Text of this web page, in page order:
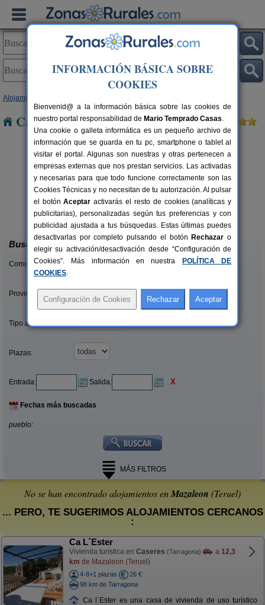
Alojamientos
Casas Rurales cerca de Mazaleon
10 pers.
desde18 €
Fonda Josefina
Villarluengo (Teruel)
Buscar
Comunidades:
Provincias/Islas:
Tipo alquiler:
Plazas:
Entrada: Salida: X
Fechas más buscadas
pueblo:
MÁS FILTROS
No se han encontrado alojamientos enMazaleon (Teruel)
... PERO, TE SUGERIMOS ALOJAMIENTOS CERCANOS
:
Ca L´Ester
Vivienda turística en Caseres (Tarragona) a 12,3
km de Mazaleon (Teruel)
4-8+1 plazas
26 €
98 km de Tarragona
Ca l´Ester es una casa de vivienda de uso turístico
INFORMACIÓN BÁSICA SOBRE
COOKIES
Bienvenid@ a la información básica sobre las cookies de
nuestro portal responsabilidad de Mario Temprado Casas.
Una cookie o galleta informática es un pequeño archivo de
información que se guarda en tu pc, smartphone o tablet al
visitar el portal. Algunas son nuestras y otras pertenecen a
empresas externas que nos prestan servicios. Las activadas
y necesarias para que todo funcione correctamente son las
Cookies Técnicas y no necesitan de tu autorización. Al pulsar
el botónAceptar activarás el resto de cookies (analíticas y
publicitarias), personalizadas según tus preferencias y con
publicidad ajustada a tus búsquedas. Estas últimas puedes
desactivarlas por completo pulsando el botón Rechazar o
elegir su activación/desactivación desde “Configuración de
Cookies”. Más información en nuestra
POLÍTICA DE
COOKIES.